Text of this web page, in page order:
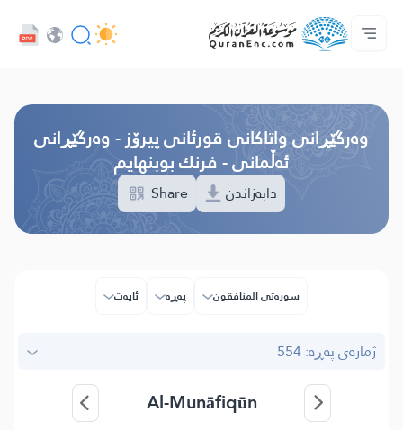
سه‌ره‌كی
پێڕستی وه‌رگێڕاوه‌كان
Audio
خزمەتگوزاریەکانی پەرەپێدەران - API
دەربارەی پرۆژە
په‌یوه‌ندیمان پێوه‌ بكه‌
زمان
وه‌رگێڕانی واتاکانی قورئانی پیرۆز - وەرگێڕانی
ئەڵمانی - فرنك بوبنهایم
دابەزاندن Share
سوره‌تی المنافقون پەڕە ئایه‌ت
ژمارەی پەڕە: 554
Al-Munāfiqūn